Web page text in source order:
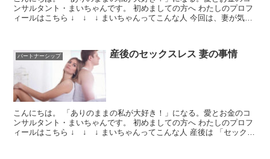
ンサルタント・まいちゃんです。 初めましての方へ わたしのプロフ
ィールはこちら ↓ ↓ ↓ まいちゃんってこんな人 今回は、妻が気づ
パートナーシップ 産後のセックスレス 妻の事情
こんにちは。 「ありのままの私が大好き！」になる。愛とお金のコ
ンサルタント・まいちゃんです。 初めましての方へ わたしのプロフ
ィールはこちら ↓ ↓ ↓ まいちゃんってこんな人 産後は 「セックス